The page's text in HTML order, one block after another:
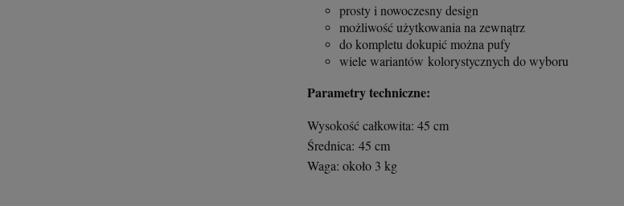
prosty i nowoczesny design
możliwość użytkowania na zewnątrz
do kompletu dokupić można pufy
wiele wariantów kolorystycznych do wyboru
Parametry techniczne:
Wysokość całkowita: 45 cm
Średnica: 45 cm
Waga: około 3 kg